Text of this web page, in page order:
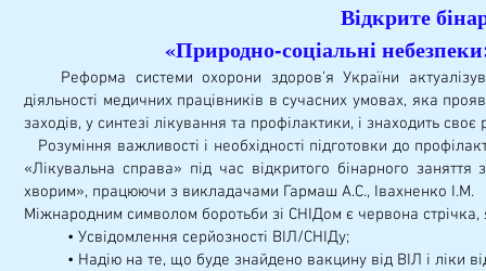
Відкрите
«Природно-соціальні
Реформа системи охорони здоров’я України
діяльності медичних працівників в сучасних умовах, яка
заходів, у синтезі лікування та профілактики, і знаходить
Розуміння важливості і необхідності підготовки до
«Лікувальна справа» під час відкритого бінарного
хворим», працюючи з викладачами Гармаш А.С., Івахненко І.М.
Міжнародним символом боротьби зі СНІДом є червона стрічка,
• Усвідомлення серйозності ВІЛ/СНІДу;
• Надію на те, що буде знайдено вакцину від ВІЛ і ліки